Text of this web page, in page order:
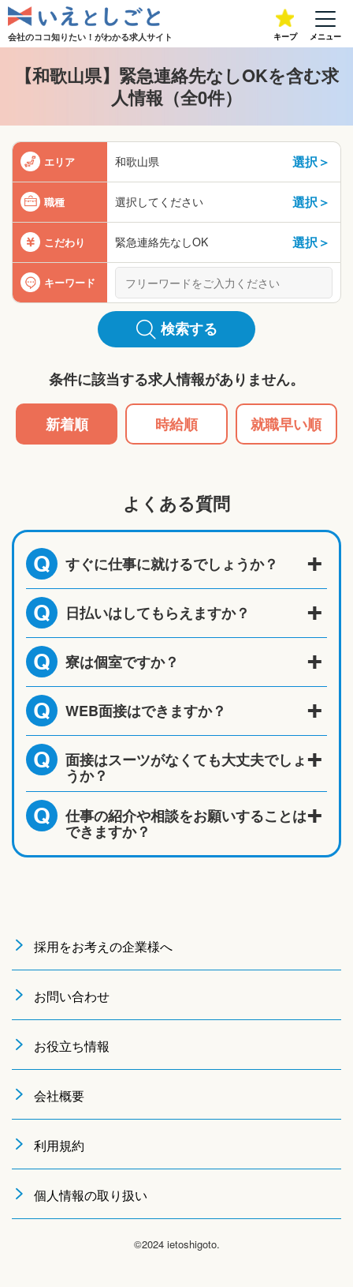
会社のココ知りたい！がわかる求人サイト キープ メニュー
【和歌山県】緊急連絡先なしOKを含む求
人情報（全0件）
エリア 和歌山県 選択＞
職種 選択してください 選択＞
こだわり 緊急連絡先なしOK 選択＞
キーワード
検索する
条件に該当する求人情報がありません。
新着順 時給順 就職早い順
よくある質問
Q すぐに仕事に就けるでしょうか？
Q 日払いはしてもらえますか？
Q 寮は個室ですか？
Q WEB面接はできますか？
Q 面接はスーツがなくても大丈夫でしょ
うか？
Q 仕事の紹介や相談をお願いすることは
できますか？
採用をお考えの企業様へ
お問い合わせ
お役立ち情報
会社概要
利用規約
個人情報の取り扱い
©2024 ietoshigoto.